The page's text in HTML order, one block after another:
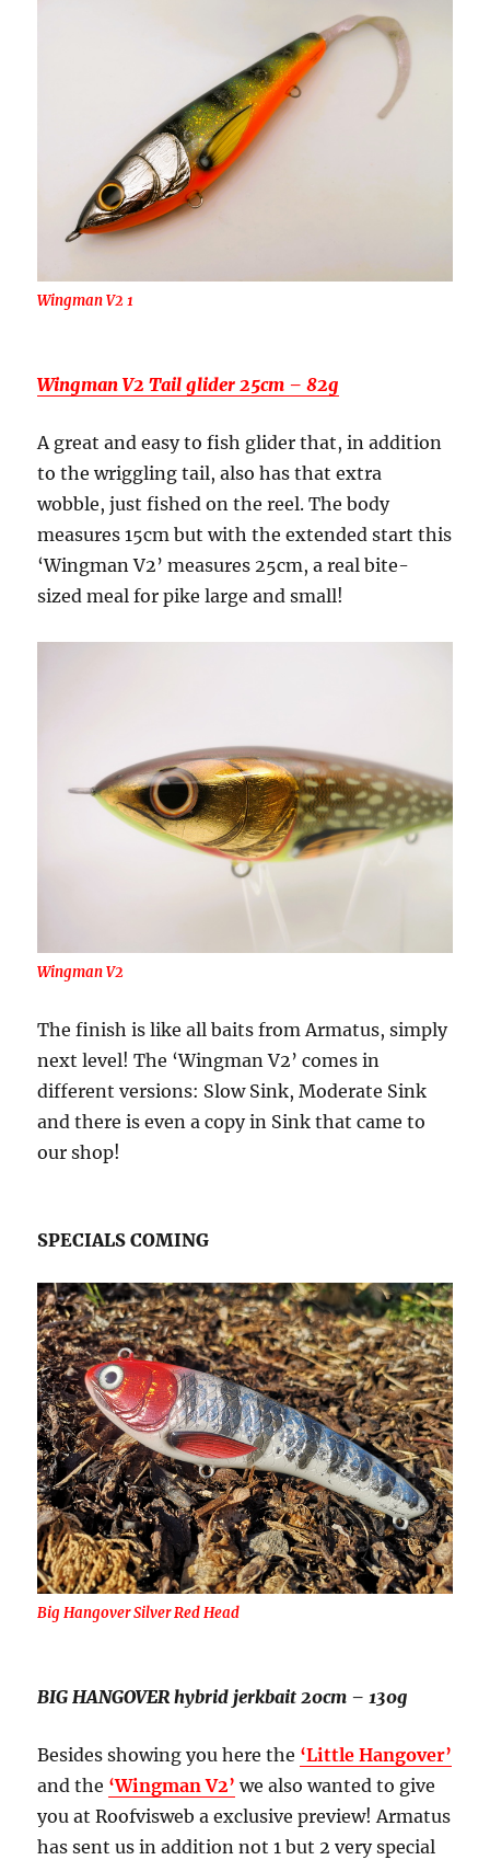
Wingman V2 1
Wingman V2 Tail glider 25cm – 82g
A great and easy to fish glider that, in addition
to the wriggling tail, also has that extra
wobble, just fished on the reel. The body
measures 15cm but with the extended start this
‘Wingman V2’ measures 25cm, a real bite-
sized meal for pike large and small!
Wingman V2
The finish is like all baits from Armatus, simply
next level! The ‘Wingman V2’ comes in
different versions: Slow Sink, Moderate Sink
and there is even a copy in Sink that came to
our shop!
SPECIALS COMING
Big Hangover Silver Red Head
BIG HANGOVER hybrid jerkbait 20cm – 130g
Besides showing you here the ‘Little Hangover’
and the ‘Wingman V2’ we also wanted to give
you at Roofvisweb a exclusive preview! Armatus
has sent us in addition not 1 but 2 very special